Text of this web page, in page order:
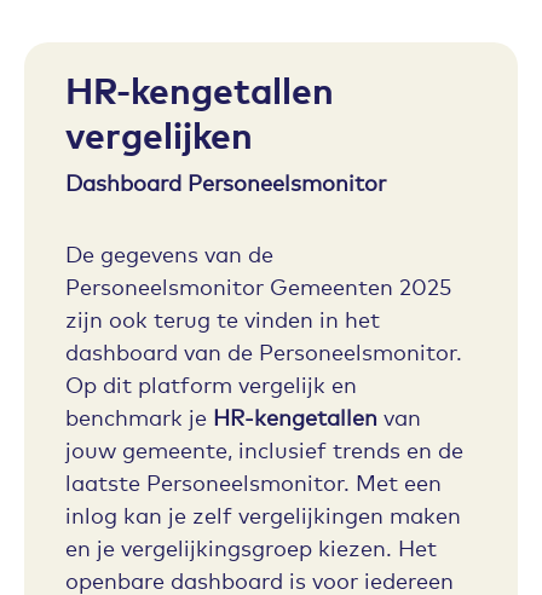
HR-kengetallen
vergelijken
Dashboard Personeelsmonitor
De gegevens van de
Personeelsmonitor Gemeenten 2025
zijn ook terug te vinden in het
dashboard van de Personeelsmonitor.
Op dit platform vergelijk en
benchmark je HR-kengetallen van
jouw gemeente, inclusief trends en de
laatste Personeelsmonitor. Met een
inlog kan je zelf vergelijkingen maken
en je vergelijkingsgroep kiezen. Het
openbare dashboard is voor iedereen